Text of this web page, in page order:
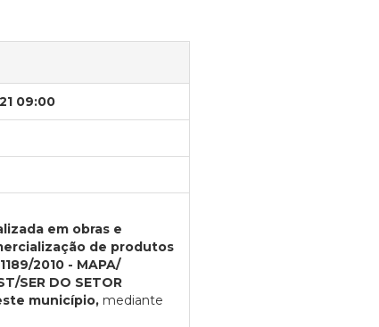
09:00
em obras e
de produtos
2010 - MAPA/
SER DO SETOR
município, mediante